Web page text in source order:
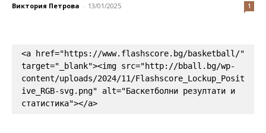
Виктория Петрова - 13/01/2025 1
<a href="https://www.flashscore.bg/basketball/"
target="_blank"><img src="http://bball.bg/wp-
content/uploads/2024/11/Flashscore_Lockup_Posit
ive_RGB-svg.png" alt="Баскетболни резултати и
статистика"></a>